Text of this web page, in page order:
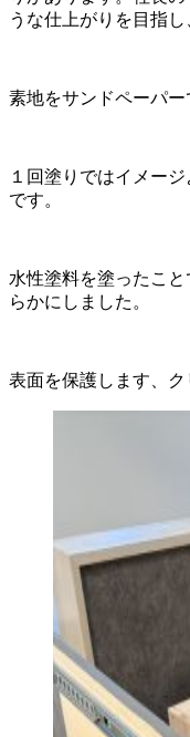
うな仕上がりを目指
素地をサンドペーパー
１回塗りではイメー
です。
水性塗料を塗ったこ
らかにしました。
表面を保護します、ク